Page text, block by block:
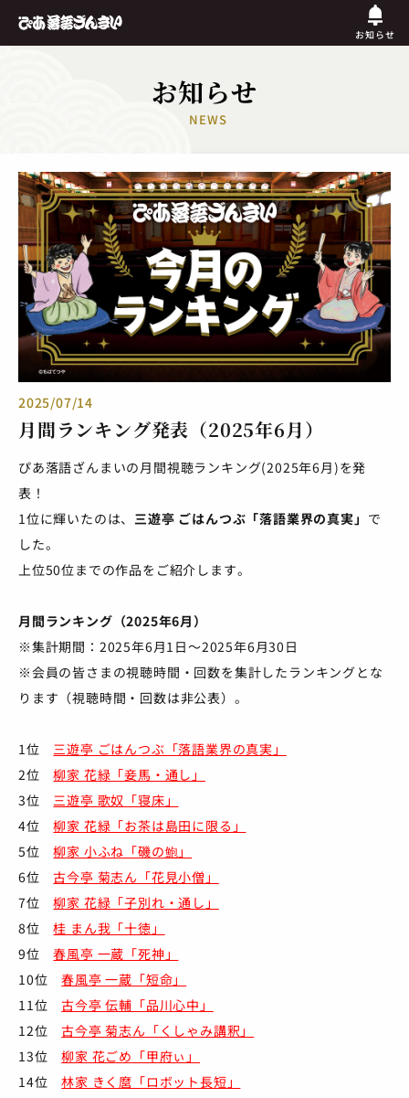
お知らせ
お知らせ
NEWS
2025/07/14
月間ランキング発表（2025年6月）
ぴあ落語ざんまいの月間視聴ランキング(2025年6月)を発
表！
1位に輝いたのは、 三遊亭 ごはんつぶ「落語業界の真実」 で
した。
上位50位までの作品をご紹介します。
月間ランキング（2025年6月）
※集計期間：2025年6月1日～2025年6月30日
※会員の皆さまの視聴時間・回数を集計したランキングとな
ります（視聴時間・回数は非公表）。
1位 三遊亭 ごはんつぶ「落語業界の真実」
2位柳家 花緑「妾馬・通し」
3位 三遊亭 歌奴「寝床」
4位柳家 花緑「お茶は島田に限る」
5位柳家 小ふね「磯の鮑」
6位古今亭 菊志ん「花見小僧」
7位柳家 花緑「子別れ・通し」
8位桂 まん我「十徳」
9位春風亭 一蔵「死神」
10位春風亭 一蔵「短命」
11位古今亭 伝輔「品川心中」
12位古今亭 菊志ん「くしゃみ講釈」
13位柳家 花ごめ「甲府ぃ」
14位林家 きく麿「ロボット長短」